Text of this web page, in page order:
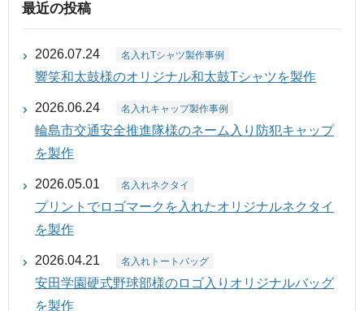
最近の投稿
2026.07.24 名入れTシャツ製作事例
響笑和太鼓様のオリジナル和太鼓Tシャツを製作
2026.06.24 名入れキャップ製作事例
輪島市交通安全推進隊様のネーム入り防犯キャップ
を製作
2026.05.01 名入れネクタイ
プリントでロゴマークを入れたオリジナルネクタイ
を製作
2026.04.21 名入れトートバッグ
安田学園硬式野球部様のロゴ入りオリジナルバッグ
を製作